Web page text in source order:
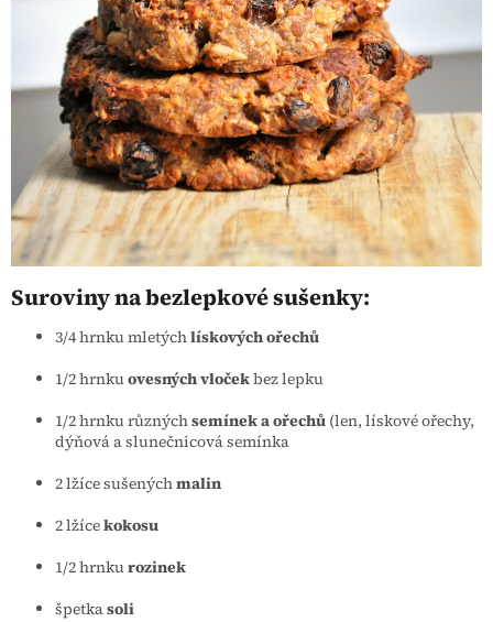
Suroviny na bezlepkové sušenky:
3/4 hrnku mletýchlískových ořechů
1/2 hrnkuovesných vločekbez lepku
1/2 hrnku různýchsemínek a ořechů (len, lískové ořechy,
dýňová a slunečnicová semínka
2 lžíce sušenýchmalin
2 lžícekokosu
1/2 hrnkurozinek
špetkasoli